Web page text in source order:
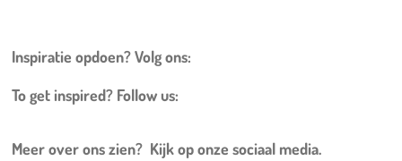
Inspiratie opdoen? Volg ons:
To get inspired? Follow us:
Meer over ons zien? Kijk op onze sociaal media.